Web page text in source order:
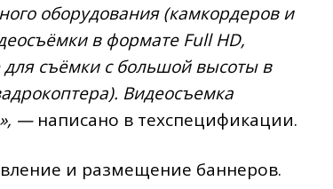
оборудования (камкордеров и
в формате Full HD,
съёмки с большой высоты в
Видеосъемка
—написано в техспецификации.
и размещение баннеров.